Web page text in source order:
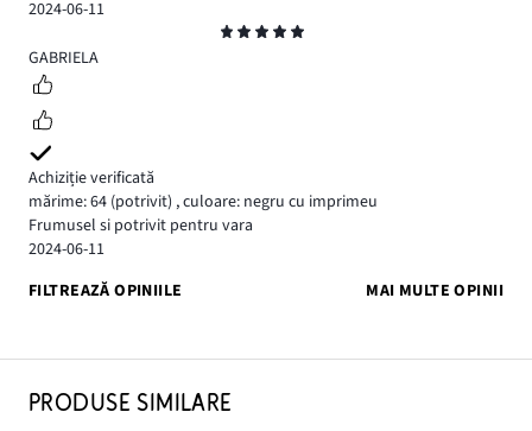
2024-06-11
5
GABRIELA
Achiziție verificată
mărime: 64 (potrivit) ,culoare: negru cu imprimeu
Frumusel si potrivit pentru vara
2024-06-11
FILTREAZĂ OPINIILE
MAI MULTE OPINII
PRODUSE SIMILARE